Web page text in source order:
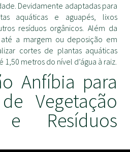
Devidamente adaptadas para
aquáticas e aguapés, lixos
resíduos orgânicos. Além da
a margem ou deposição em
cortes de plantas aquáticas
1,50 metros do nível d’água à raiz.
Anfíbia para
Vegetação
e Resíduos